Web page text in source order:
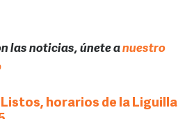
las noticias, únete anuestro
Listos, horarios de la Liguilla